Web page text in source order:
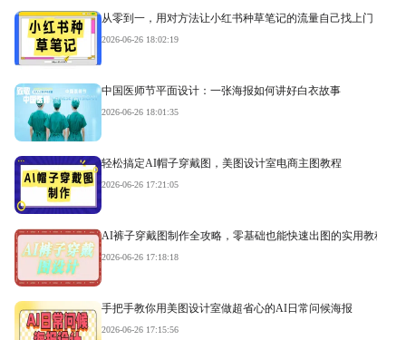
从零到一，用对方法让小红书种草笔记的流量自己找上门
2026-06-26 18:02:19
中国医师节平面设计：一张海报如何讲好白衣故事
2026-06-26 18:01:35
轻松搞定AI帽子穿戴图，美图设计室电商主图教程
2026-06-26 17:21:05
AI裤子穿戴图制作全攻略，零基础也能快速出图的实用教程
2026-06-26 17:18:18
手把手教你用美图设计室做超省心的AI日常问候海报
2026-06-26 17:15:56